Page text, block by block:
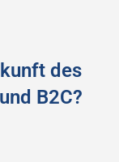
des
B2C?